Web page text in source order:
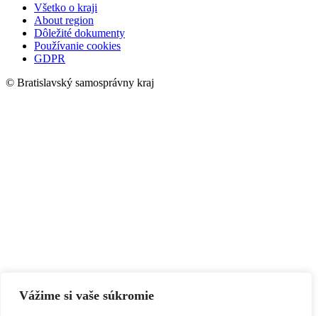
Vážime si vaše súkromie
Všetko o kraji
About region
Dôležité dokumenty
Používanie cookies
GDPR
© Bratislavský samosprávny kraj